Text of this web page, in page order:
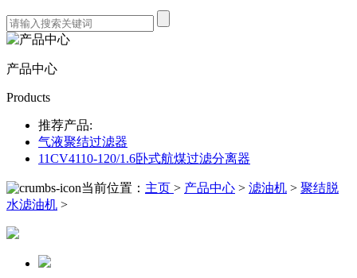
产品中心
Products
推荐产品:
气液聚结过滤器
11CV4110-120/1.6卧式航煤过滤分离器
当前位置： 主页 > 产品中心 > 滤油机 > 聚结脱
水滤油机 >